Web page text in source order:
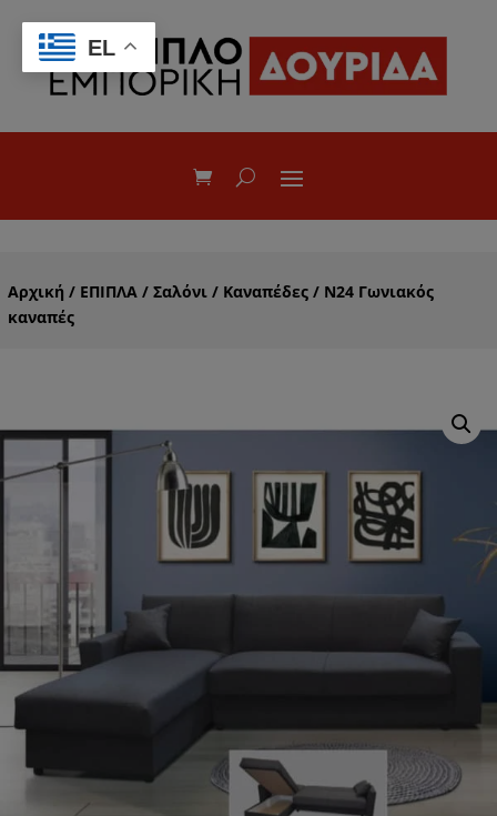
Αρχική / ΕΠΙΠΛΑ / Σαλόνι / Καναπέδες / Ν24 Γωνιακός
καναπές
EL